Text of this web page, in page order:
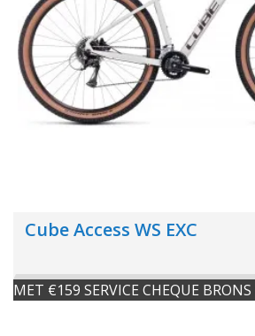
Cube Access WS EXC
MET €159 SERVICE CHEQUE BRONS